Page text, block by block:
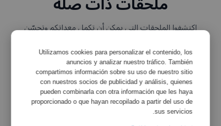
اكتشفوا الملحقات التي يمكن أن تكمل معداتكم وتحسّن
Utilizamos cookies para personalizar el contenido, los
anuncios y analizar nuestro tráfico. También
compartimos información sobre su uso de nuestro sitio
con nuestros socios de publicidad y análisis, quienes
pueden combinarla con otra información que les haya
proporcionado o que hayan recopilado a partir del uso de
sus servicios.